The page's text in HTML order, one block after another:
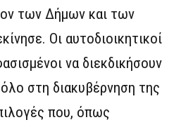
των Δήμων και των
Οι αυτοδιοικητικοί
να διεκδικήσουν
στη διακυβέρνηση της
που, όπως